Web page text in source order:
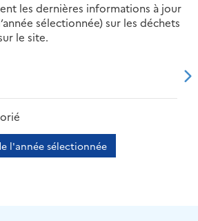
les dernières informations à jour
sélectionnée) sur les déchets
le site.
l'année sélectionnée